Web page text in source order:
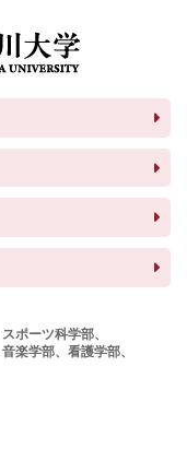
ポーツ科学部、
音楽学部、 看護学部、